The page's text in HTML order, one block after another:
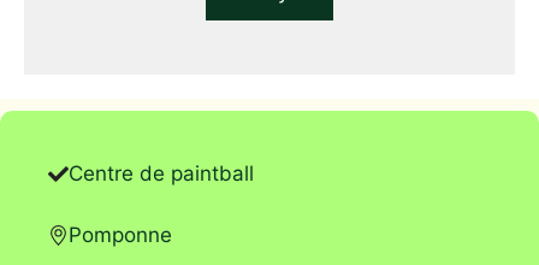
Centre de paintball
Pomponne